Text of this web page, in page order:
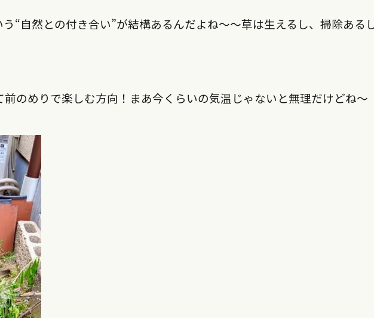
“自然との付き合い”が結構あるんだよね〜〜草は生えるし、掃除ある
のめりで楽しむ方向！まあ今くらいの気温じゃないと無理だけどね～